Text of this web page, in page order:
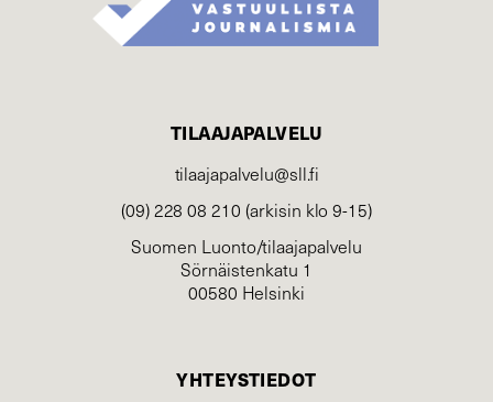
TILAAJAPALVELU
tilaajapalvelu@sll.fi
(09) 228 08 210 (arkisin klo 9-15)
Suomen Luonto/tilaajapalvelu
Sörnäistenkatu 1
00580 Helsinki
YHTEYSTIEDOT